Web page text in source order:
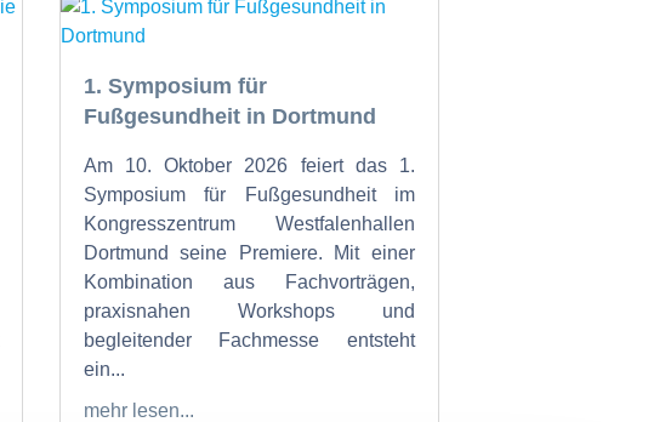
1. Symposium für
Fußgesundheit in Dortmund
Am 10. Oktober 2026 feiert das 1.
Symposium für Fußgesundheit im
Kongresszentrum Westfalenhallen
Dortmund seine Premiere. Mit einer
Kombination aus Fachvorträgen,
praxisnahen Workshops und
begleitender Fachmesse entsteht
ein...
mehr lesen...